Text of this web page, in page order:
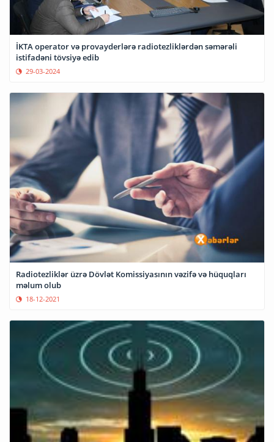
İKTA operator və provayderlərə radiotezliklərdən səmərəli
istifadəni tövsiyə edib
29-03-2024
Radiotezliklər üzrə Dövlət Komissiyasının vəzifə və hüquqları
məlum olub
18-12-2021